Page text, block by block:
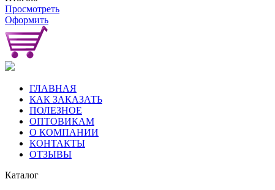
Просмотреть
Оформить
ГЛАВНАЯ
КАК ЗАКАЗАТЬ
ПОЛЕЗНОЕ
ОПТОВИКАМ
О КОМПАНИИ
КОНТАКТЫ
ОТЗЫВЫ
Каталог